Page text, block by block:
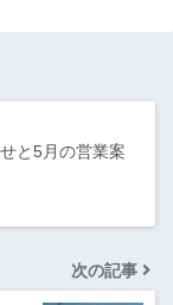
と5月の営業案
次の記事